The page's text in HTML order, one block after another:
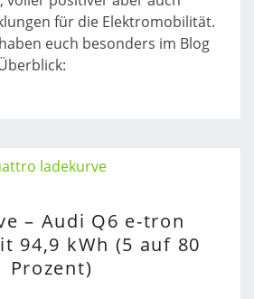
für die Elektromobilität.
euch besonders im Blog
–
AUDI
Q6
– Audi Q6 e-tron
94,9 kWh (5 auf 80
Prozent)